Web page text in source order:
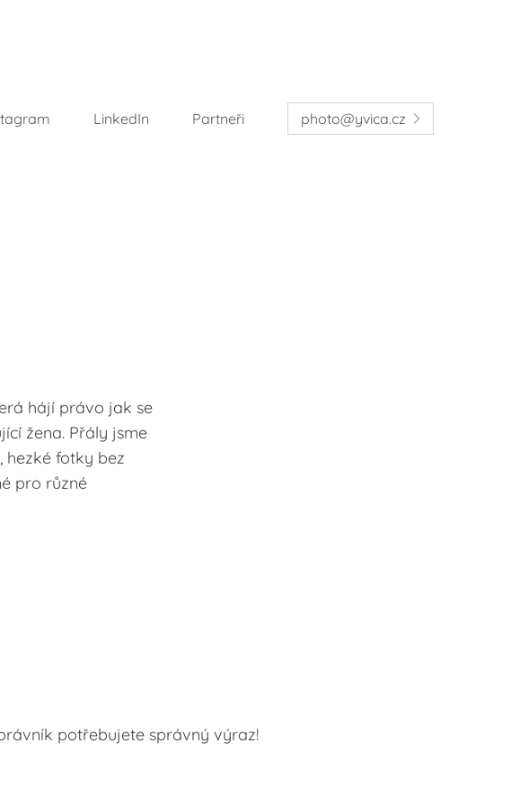
LinkedIn Partneři photo@yvica.cz
hájí právo jak se
žena. Přály jsme
hezké fotky bez
pro různé
potřebujete správný výraz!